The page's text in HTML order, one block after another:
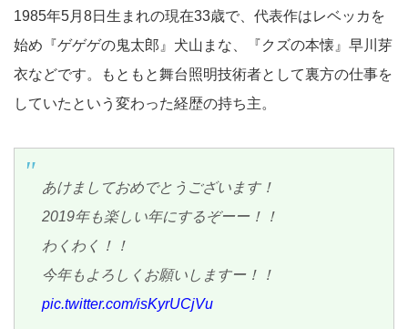
1985年5月8日生まれの現在33歳で、代表作はレベッカを
始め『ゲゲゲの鬼太郎』犬山まな、『クズの本懐』早川芽
衣などです。もともと舞台照明技術者として裏方の仕事を
していたという変わった経歴の持ち主。
あけましておめでとうございます！
2019年も楽しい年にするぞーー！！
わくわく！！
今年もよろしくお願いしますー！！
pic.twitter.com/isKyrUCjVu